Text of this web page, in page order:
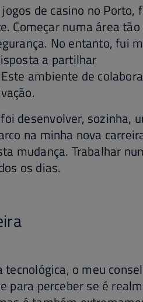
de casino no Porto,
Começar numa área tão
No entanto, fui
a partilhar
ambiente de
desenvolver, sozinha,
na minha nova
mudança. Trabalhar
os dias.
o meu
para perceber se é